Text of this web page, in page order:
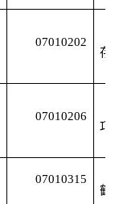
07010202
存
07010206
巧
07010315
鹤